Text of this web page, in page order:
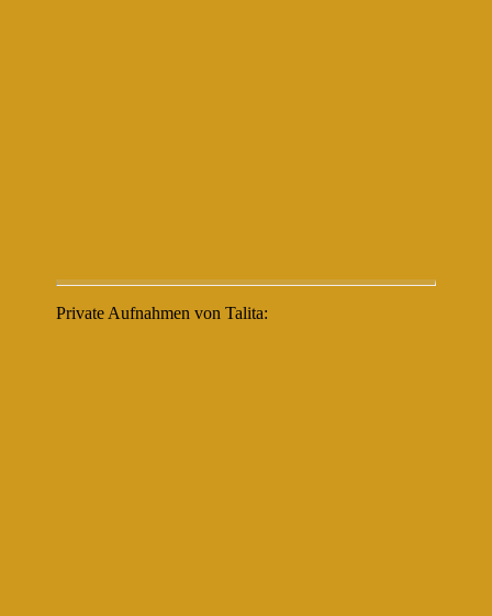
Private Aufnahmen von Talita: